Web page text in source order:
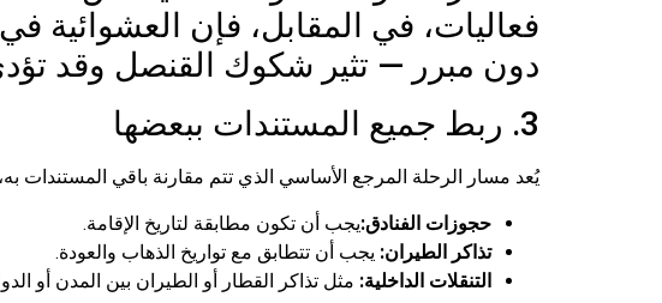
فعاليات، في المقابل، فإن
دون مبرر — تثير شكوك القنصل وقد
3. ربط جميع المستندات ببعضها
يُعد مسار الرحلة المرجع الأساسي الذي تتم مقارنة باقي المستندات
حجوزات الفنادق:يجب أن تكون مطابقة لتاريخ الإقامة.
تذاكر الطيران: يجب أن تتطابق مع تواريخ الذهاب والعودة.
التنقلات الداخلية: مثل تذاكر القطار أو الطيران بين المدن أو